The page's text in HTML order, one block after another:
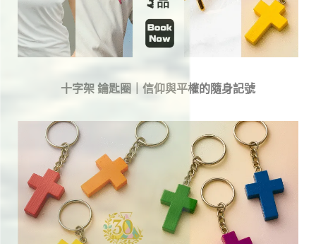
十字架 鑰匙圈｜信仰與平權的隨身記號